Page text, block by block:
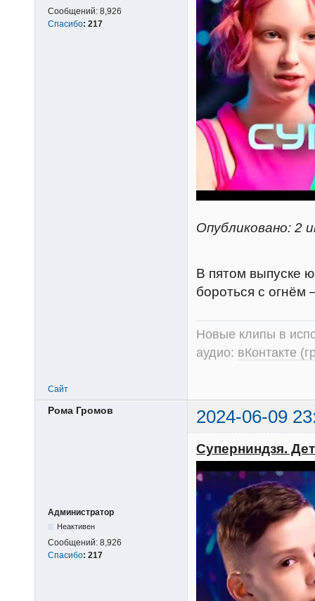
Сообщений: 8,926
Спасибо: 217
Опубликовано: 2
В пятом выпуске
бороться с огнём
Новые клипы в
аудио: вКонтакте
Сайт
Рома Громов 2024-06-09
Администратор
Неактивен
Сообщений: 8,926
Спасибо: 217
Суперниндзя.